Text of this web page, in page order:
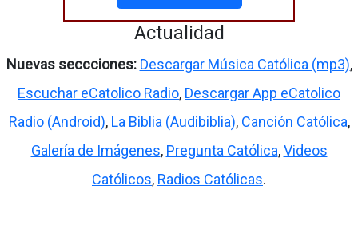
Actualidad
Nuevas seccciones: Descargar Música Católica (mp3),
Escuchar eCatolico Radio, Descargar App eCatolico
Radio (Android), La Biblia (Audibiblia), Canción Católica,
Galería de Imágenes, Pregunta Católica,Videos
Católicos, Radios Católicas.